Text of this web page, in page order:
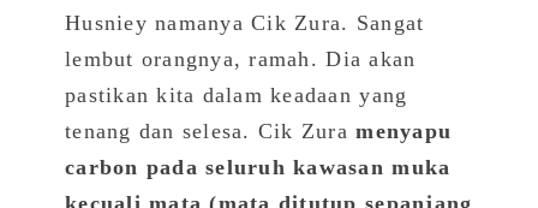
Husniey namanya Cik Zura. Sangat
lembut orangnya, ramah.Dia akan
pastikan kita dalam keadaan yang
tenang dan selesa. Cik Zuramenyapu
carbon pada seluruh kawasan muka
kecuali mata (mata ditutup sepanjang